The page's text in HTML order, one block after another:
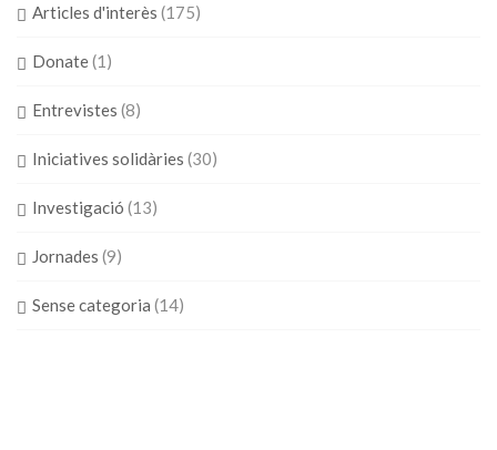
Articles d'interès (175)
Donate(1)
Entrevistes (8)
Iniciatives solidàries (30)
Investigació (13)
Jornades (9)
Sense categoria (14)